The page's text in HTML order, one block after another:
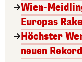
Wien-
Europas
Höchster
neuen